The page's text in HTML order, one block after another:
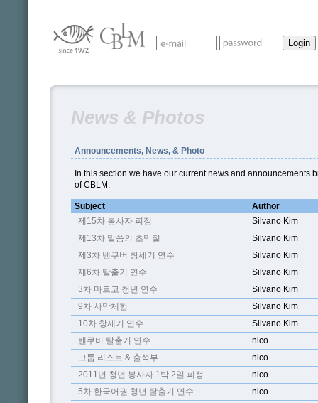
News & Photos
Announcements, News, & Photo
In this section we have our current news and announcements
of CBLM.
Subject
Author
제15차 봉사자 피정
Silvano Kim
제13차 말씀의 초막절
Silvano Kim
제3차 벤쿠버 창세기 연수
Silvano Kim
제6차 탈출기 연수
Silvano Kim
3차 마르코 청년 연수
Silvano Kim
9차 사막체험
Silvano Kim
10차 창세기 연수
Silvano Kim
밴쿠버 탈출기 연수
nico
그룹 리스트 & 출석부
nico
2011년 청년 봉사자 1박 2일 피정
nico
5차 한국어권 청년 탈출기 연수
nico